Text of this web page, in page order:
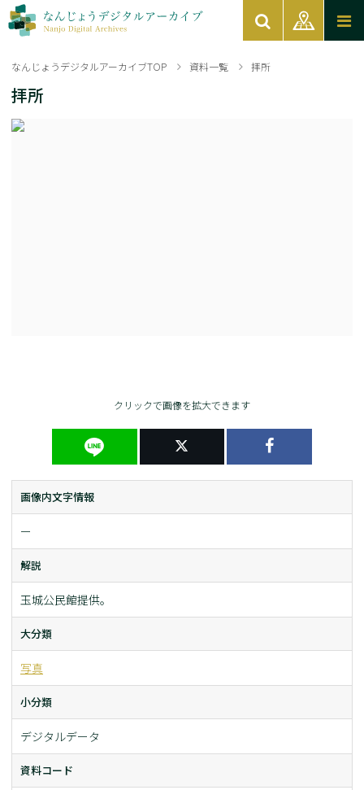
なんじょうデジタルアーカイブTOP 資料一覧 拝所
拝所
クリックで画像を拡大できます
画像内文字情報
ー
解説
玉城公民館提供。
大分類
写真
小分類
デジタルデータ
資料コード